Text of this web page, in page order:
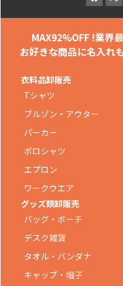
MAX92%OFF !業界
お好きな商品に名入れも
衣料品卸販売
Tシャツ
ブルゾン・アウター
パーカー
ポロシャツ
エプロン
ワークウエア
グッズ類卸販売
バッグ・ポーチ
デスク雑貨
タオル・バンダナ
キャップ・帽子